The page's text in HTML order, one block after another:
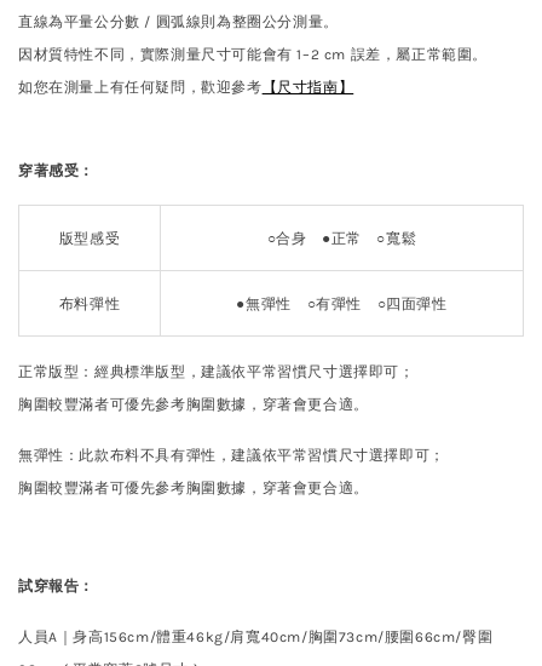
直線為平量公分數 / 圓弧線則為整圈公分測量。
因材質特性不同，實際測量尺寸可能會有 1–2 cm 誤差，屬正常範圍。
如您在測量上有任何疑問，歡迎參考 【尺寸指南】
穿著感受：
版型感受 ○合身 ●正常 ○寬鬆
布料彈性 ●無彈性 ○有彈性 ○四面彈性
正常版型：經典標準版型，建議依平常習慣尺寸選擇即可；
胸圍較豐滿者可優先參考胸圍數據，穿著會更合適。
無彈性：此款布料不具有彈性，建議依平常習慣尺寸選擇即可；
胸圍較豐滿者可優先參考胸圍數據，穿著會更合適。
試穿報告：
人員A｜身高156cm/體重46kg/肩寬40cm/胸圍73cm/腰圍66cm/臀圍